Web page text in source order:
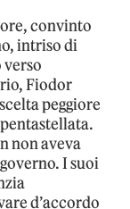
convinto
intriso di
Fiodor
peggiore
non aveva
I suoi
d’accordo